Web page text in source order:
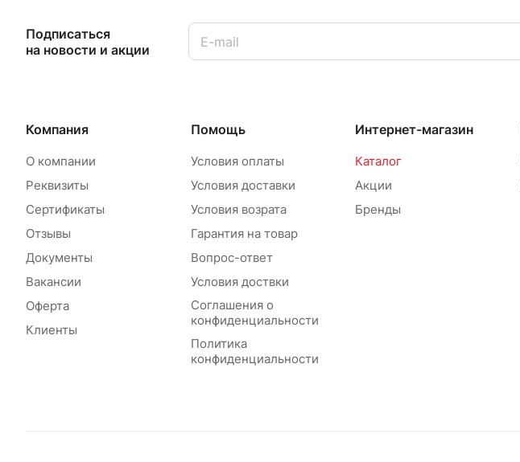
Подписаться
на новости и акции
Компания
О компании
Реквизиты
Сертификаты
Отзывы
Документы
Вакансии
Оферта
Клиенты
Помощь
Условия оплаты
Условия доставки
Условия возрата
Гарантия на товар
Вопрос-ответ
Условия доствки
Соглашения о
конфиденциальности
Политика
конфиденциальности
Интернет-магазин
Каталог
Акции
Бренды